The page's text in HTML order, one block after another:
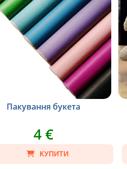
Пакування букета
4 €
КУПИТИ